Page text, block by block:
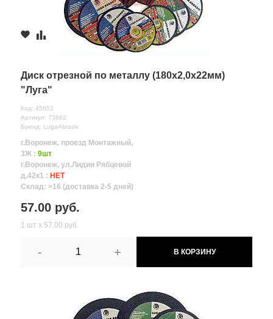
Диск отрезной по металлу (180х2,0х22мм)
"Луга"
Код: 45651
Артикул: 73662
Бренд: LugaAbrasiv
г.Воронеж, проезд Монтажный,
3Ж : 9шт
г.Воронеж, ул.Лидии Рябцевой
д.42к1 : НЕТ
Склад: >16 (доставка 2-5 дней)
57.00 руб.
1 шт х 57.00 руб.
- + В КОРЗИНУ